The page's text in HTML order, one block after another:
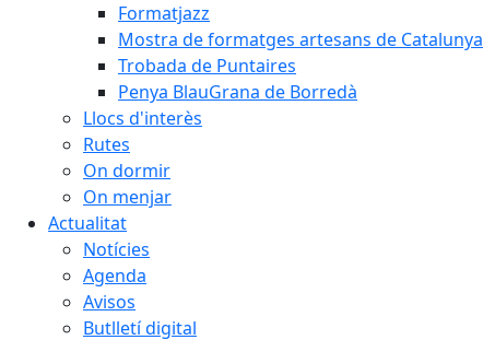
Formatjazz
Mostra de formatges artesans de Catalunya
Trobada de Puntaires
Penya BlauGrana de Borredà
Llocs d'interès
Rutes
On dormir
On menjar
Actualitat
Notícies
Agenda
Avisos
Butlletí digital